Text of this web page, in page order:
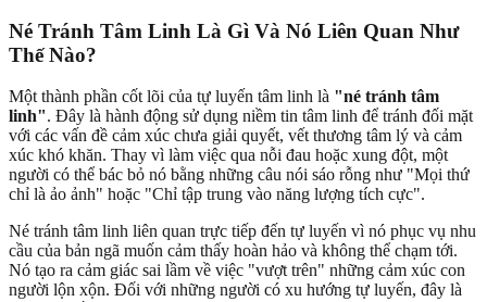
Né Tránh Tâm Linh Là Gì Và Nó Liên Quan Như
Thế Nào?
Một thành phần cốt lõi của tự luyến tâm linh là "né tránh tâm
linh". Đây là hành động sử dụng niềm tin tâm linh để tránh đối mặt
với các vấn đề cảm xúc chưa giải quyết, vết thương tâm lý và cảm
xúc khó khăn. Thay vì làm việc qua nỗi đau hoặc xung đột, một
người có thể bác bỏ nó bằng những câu nói sáo rỗng như "Mọi thứ
chỉ là ảo ảnh" hoặc "Chỉ tập trung vào năng lượng tích cực".
Né tránh tâm linh liên quan trực tiếp đến tự luyến vì nó phục vụ nhu
cầu của bản ngã muốn cảm thấy hoàn hảo và không thể chạm tới.
Nó tạo ra cảm giác sai lầm về việc "vượt trên" những cảm xúc con
người lộn xộn. Đối với những người có xu hướng tự luyến, đây là